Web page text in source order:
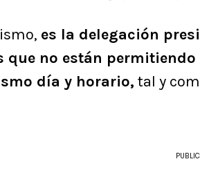
es la delegación
que no están
día y horario, tal y